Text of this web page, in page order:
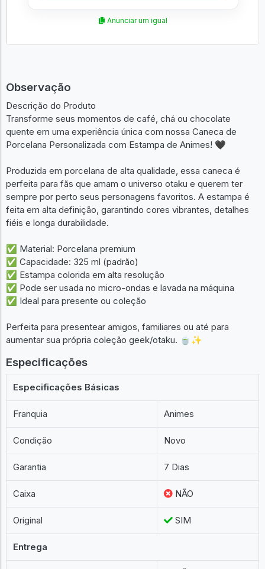
Anunciar um igual
Observação
Descrição do Produto
Transforme seus momentos de café, chá ou chocolate
quente em uma experiência única com nossa Caneca de
Porcelana Personalizada com Estampa de Animes! 🖤
Produzida em porcelana de alta qualidade, essa caneca é
perfeita para fãs que amam o universo otaku e querem ter
sempre por perto seus personagens favoritos. A estampa é
feita em alta definição, garantindo cores vibrantes, detalhes
fiéis e longa durabilidade.
✅ Material: Porcelana premium
✅ Capacidade: 325 ml (padrão)
✅ Estampa colorida em alta resolução
✅ Pode ser usada no micro-ondas e lavada na máquina
✅ Ideal para presente ou coleção
Perfeita para presentear amigos, familiares ou até para
aumentar sua própria coleção geek/otaku. 🍵✨
Especificações
Especificações Básicas
Franquia Animes
Condição Novo
Garantia 7 Dias
Caixa NÃO
Original SIM
Entrega